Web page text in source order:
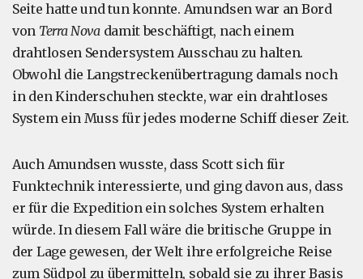
Seite hatte und tun konnte. Amundsen war an Bord
von Terra Novadamit beschäftigt, nach einem
drahtlosen Sendersystem Ausschau zu halten.
Obwohl die Langstreckenübertragung damals noch
in den Kinderschuhen steckte, war ein drahtloses
System ein Muss für jedes moderne Schiff dieser Zeit.
Auch Amundsen wusste, dass Scott sich für
Funktechnik interessierte, und ging davon aus, dass
er für die Expedition ein solches System erhalten
würde. In diesem Fall wäre die britische Gruppe in
der Lage gewesen, der Welt ihre erfolgreiche Reise
zum Südpol zu übermitteln, sobald sie zu ihrer Basis